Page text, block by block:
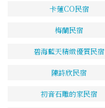
卡蓮CO民宿
梅蘭民宿
碧海藍天精緻優質民宿
陳詩欣民宿
初音石雕的家民宿